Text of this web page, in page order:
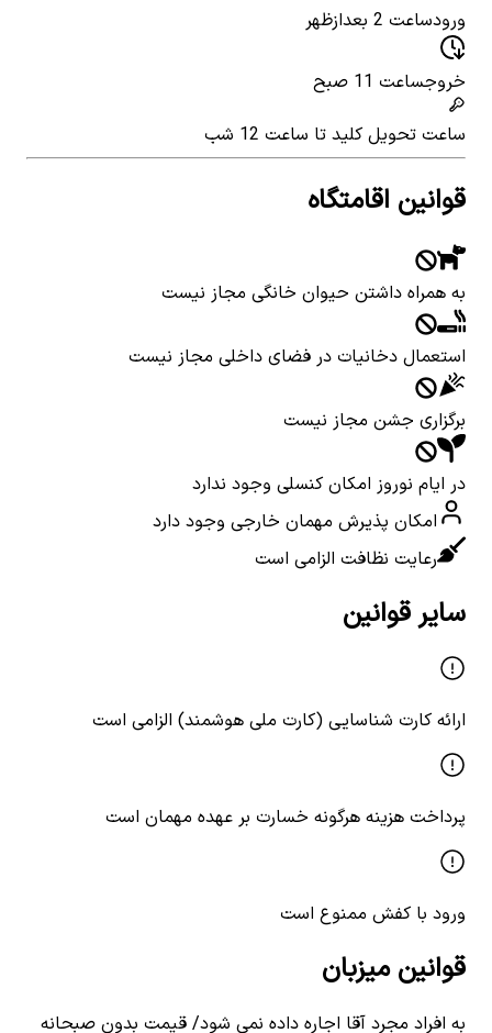
ورودساعت 2 بعدازظهر
خروجساعت 11 صبح
ساعت تحویل کلید تا ساعت 12 شب
قوانین اقامتگاه
به همراه داشتن حیوان خانگی مجاز نیست
استعمال دخانیات در فضای داخلی مجاز نیست
برگزاری جشن مجاز نیست
در ایام نوروز امکان کنسلی وجود ندارد
امکان پذیرش مهمان خارجی وجود دارد
رعایت نظافت الزامی است
سایر قوانین
ارائه کارت شناسایی (کارت ملی هوشمند) الزامی است
پرداخت هزینه هرگونه خسارت بر عهده مهمان است
ورود با کفش ممنوع است
قوانین میزبان
به افراد مجرد آقا اجاره داده نمی شود/ قیمت بدون صبحانه